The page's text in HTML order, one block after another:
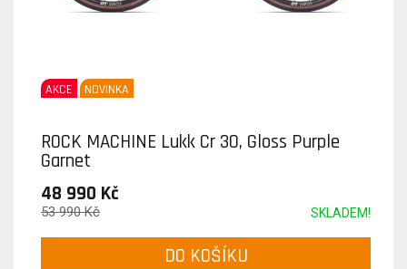
AKCE NOVINKA
ROCK MACHINE Lukk Cr 30, Gloss Purple
Garnet
48 990 Kč
SKLADEM!
53 990 Kč
DO KOŠÍKU